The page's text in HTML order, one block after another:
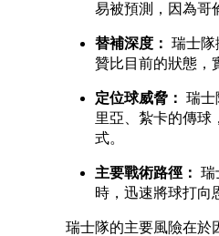
易被預測，因為哥
替補深度： 瑞士隊
贊比目前的狀態，
定位球威脅： 瑞士
里亞、紮卡的傳球
式。
主要戰術路徑： 瑞
時，迅速將球打向
瑞士隊的主要風險在於